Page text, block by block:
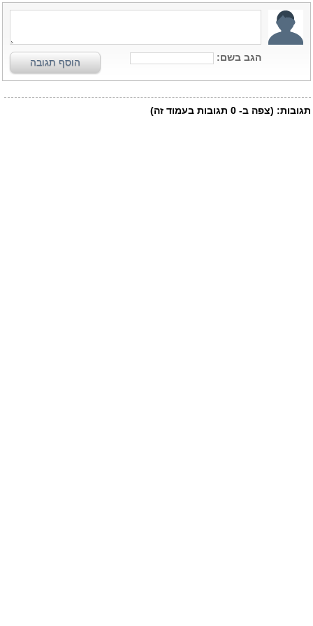
הגב בשם: הוסף תגובה
תגובות: (צפה ב- 0 תגובות בעמוד זה)